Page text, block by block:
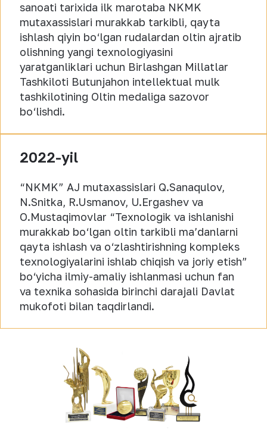
sanoati tarixida ilk marotaba NKMK
mutaxassislari murakkab tarkibli, qayta
ishlash qiyin bo‘lgan rudalardan oltin ajratib
olishning yangi texnologiyasini
yaratganliklari uchun Birlashgan Millatlar
Tashkiloti Butunjahon intellektual mulk
tashkilotining Oltin medaliga sazovor
bo‘lishdi.
2022-yil
“NKMK” AJ mutaxassislari Q.Sanaqulov,
N.Snitka, R.Usmanov, U.Ergashev va
O.Mustaqimovlar “Texnologik va ishlanishi
murakkab bo‘lgan oltin tarkibli maʼdanlarni
qayta ishlash va o‘zlashtirishning kompleks
texnologiyalarini ishlab chiqish va joriy etish”
bo‘yicha ilmiy-amaliy ishlanmasi uchun fan
va texnika sohasida birinchi darajali Davlat
mukofoti bilan taqdirlandi.